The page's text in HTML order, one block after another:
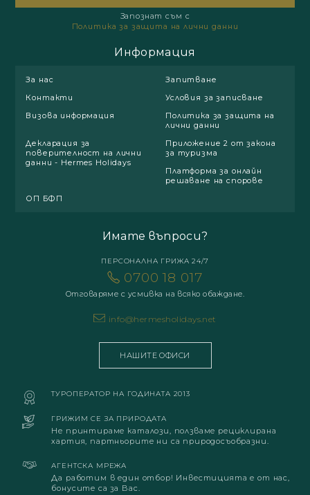
Запознат съм с
Политика за защита на лични данни
Информация
За нас
Запитване
Контакти
Условия за записване
Визова информация
Политика за защита на
лични данни
Декларация за
поверителност на лични
данни - Hermes Holidays
Приложение 2 от закона
за туризма
Платформа за онлайн
решаване на спорове
ОП БФП
Имате въпроси?
ПЕРСОНАЛНА ГРИЖА 24/7
0700 18 017
Отговаряме с усмивка на всяко обаждане.
info@hermesholidays.net
НАШИТЕ ОФИСИ
ТУРОПЕРАТОР НА ГОДИНАТА 2013
ГРИЖИМ СЕ ЗА ПРИРОДАТА
Не принтираме каталози, ползваме рециклирана
хартия, партньорите ни са природосъобразни.
АГЕНТСКА МРЕЖА
Да работим в един отбор! Инвестицията е от нас,
бонусите са за Вас.